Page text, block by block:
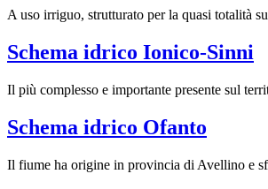
A uso irriguo, strutturato per la quasi totalità
Schema idrico Ionico-Sinni
Il più complesso e importante presente sul
Schema idrico Ofanto
Il fiume ha origine in provincia di Avellino e